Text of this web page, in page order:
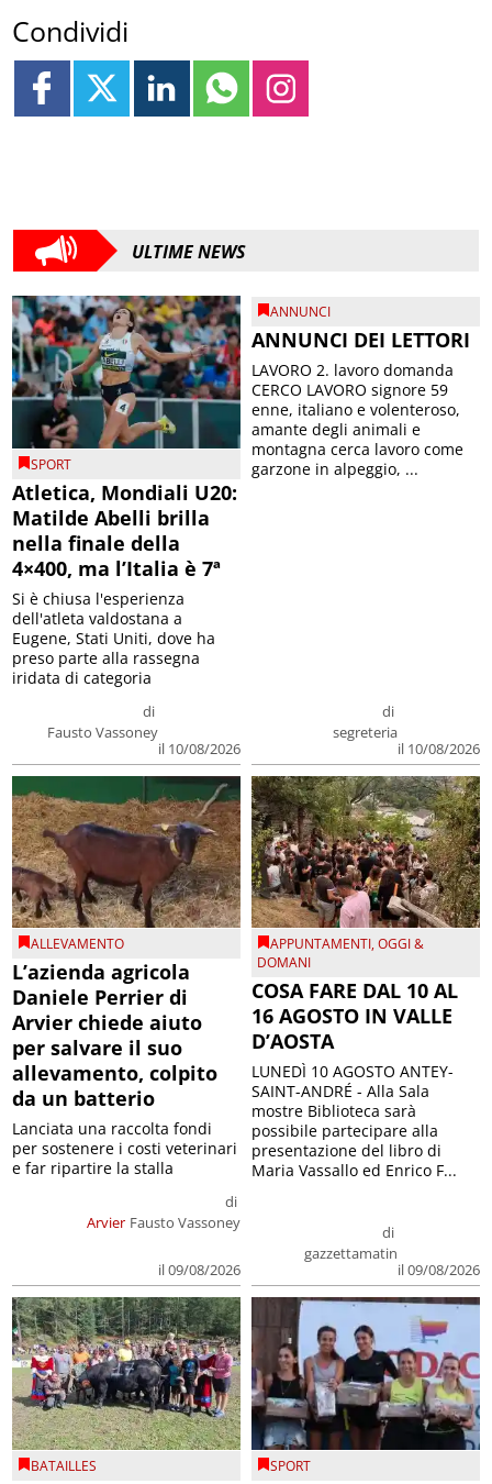
Condividi
ULTIME NEWS
SPORT
Atletica, Mondiali U20:
Matilde Abelli brilla
nella finale della
4×400, ma l’Italia è 7ª
di
Fausto Vassoney
il 10/08/2026
Si è chiusa l'esperienza
dell'atleta valdostana a
Eugene, Stati Uniti, dove ha
preso parte alla rassegna
iridata di categoria
ANNUNCI
ANNUNCI DEI LETTORI
di
segreteria
il 10/08/2026
LAVORO 2. lavoro domanda
CERCO LAVORO signore 59
enne, italiano e volenteroso,
amante degli animali e
montagna cerca lavoro come
garzone in alpeggio, ...
ALLEVAMENTO
L’azienda agricola
Daniele Perrier di
Arvier chiede aiuto
per salvare il suo
allevamento, colpito
da un batterio
Arvier
di
Fausto Vassoney
il 09/08/2026
Lanciata una raccolta fondi
per sostenere i costi veterinari
e far ripartire la stalla
APPUNTAMENTI,OGGI &
DOMANI
COSA FARE DAL 10 AL
16 AGOSTO IN VALLE
D’AOSTA
di
gazzettamatin
il 09/08/2026
LUNEDÌ 10 AGOSTO ANTEY-
SAINT-ANDRÉ - Alla Sala
mostre Biblioteca sarà
possibile partecipare alla
presentazione del libro di
Maria Vassallo ed Enrico F...
BATAILLES SPORT